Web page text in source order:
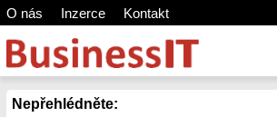
O nás Inzerce Kontakt
Nepřehlédněte: